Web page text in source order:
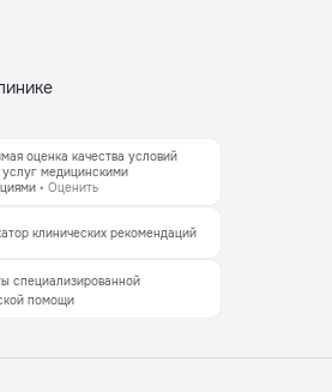
оценка качества условий
услуг медицинскими
• Оценить
клинических рекомендаций
специализированной
помощи